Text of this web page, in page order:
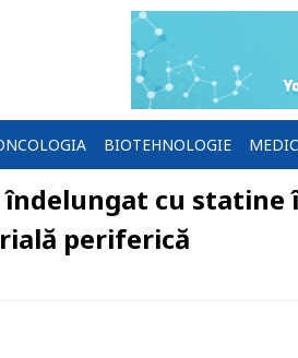
BIOTEHNOLOGIE
îndelungat cu statine
periferică